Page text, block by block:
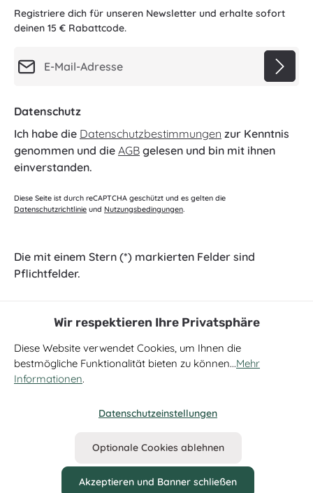
Registriere dich für unseren Newsletter und erhalte sofort
deinen 15 € Rabattcode.
Datenschutz
Ich habe die Datenschutzbestimmungen zur Kenntnis
genommen und die AGB gelesen und bin mit ihnen
einverstanden.
Diese Seite ist durch reCAPTCHA geschützt und es gelten die
Datenschutzrichtlinie und Nutzungsbedingungen.
Die mit einem Stern (*) markierten Felder sind
Pflichtfelder.
Alle Preise inkl. gesetzl. Mehrwertsteuer zzgl.Versandkosten
Datenschutzhinweis
Impressum
Wir respektieren Ihre Privatsphäre
Diese Website verwendet Cookies, um Ihnen die
bestmögliche Funktionalität bieten zu können...Mehr
Informationen.
Datenschutzeinstellungen
Optionale Cookies ablehnen
Akzeptieren und Banner schließen